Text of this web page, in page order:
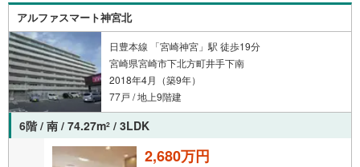
アルファスマート神宮北
日豊本線 「宮崎神宮」駅 徒歩19分
宮崎県宮崎市下北方町井手下南
2018年4月（築9年）
77戸 / 地上9階建
6階 / 南 / 74.27m2 / 3LDK
2,680万円